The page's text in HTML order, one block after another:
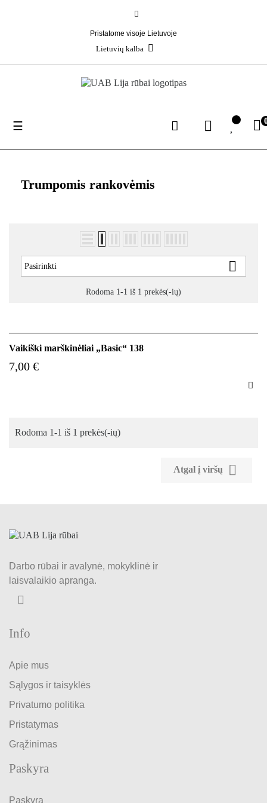
Pristatome visoje Lietuvoje
Lietuvių kalba
Toggle
☰
Trumpomis rankovėmis
Pasirinkti 
Rodoma 1-1 iš 1 prekės(-ių)
Vaikiški marškinėliai „Basic“ 138
7,00 €

Rodoma 1-1 iš 1 prekės(-ių)
Atgal į viršų 
Darbo rūbai ir avalynė, mokyklinė ir
laisvalaikio apranga.
Info
Apie mus
Sąlygos ir taisyklės
Privatumo politika
Pristatymas
Grąžinimas
Paskyra
Paskyra